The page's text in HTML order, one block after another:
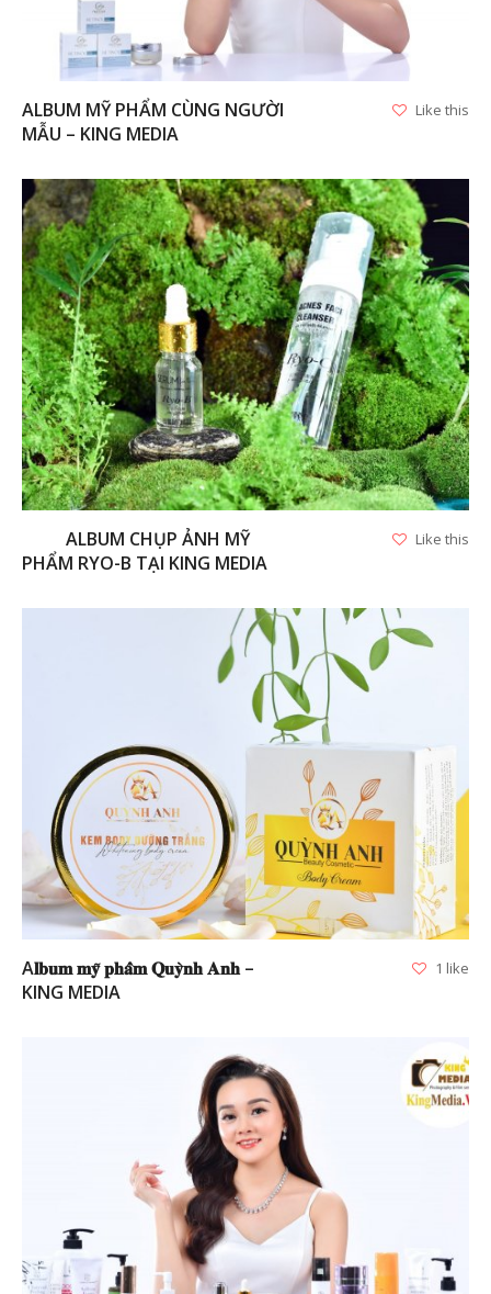
ALBUM MỸ PHẨM CÙNG NGƯỜI
MẪU – KING MEDIA
Like this
VIEW
ALBUM CHỤP ẢNH MỸ
PHẨM RYO-B TẠI KING MEDIA
Like this
VIEW
A𝐥𝐛𝐮𝐦 𝐦𝐲̃ 𝐩𝐡𝐚̂̉𝐦 𝐐𝐮𝐲̀𝐧𝐡 𝐀𝐧𝐡 –
KING MEDIA
1 like
VIEW